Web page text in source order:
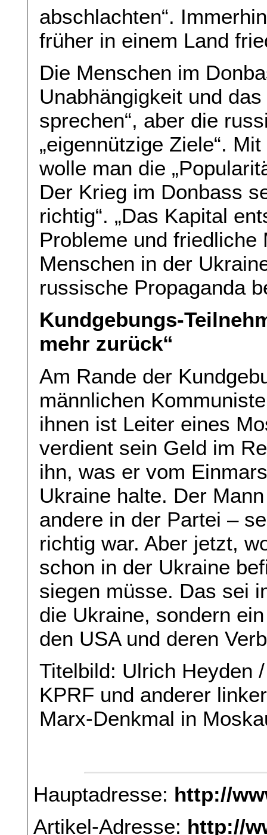
abschlachten“.
früher in einem Land
Die Menschen im
Unabhängigkeit und
sprechen“, aber die
„eigennützige Ziele“.
wolle man die
Der Krieg im Donbass
richtig“. „Das Kapital
Probleme und friedliche
Menschen in der
russische Propaganda
Kundgebungs-
mehr zurück“
Am Rande der
männlichen
ihnen ist Leiter eines
verdient sein Geld im
ihn, was er vom
Ukraine halte. Der
andere in der Partei –
richtig war. Aber jetzt,
schon in der Ukraine
siegen müsse. Das sei
die Ukraine, sondern
den USA und deren
Titelbild: Ulrich Heyden
KPRF und anderer
Marx-Denkmal in
Hauptadresse: http://
Artikel-Adresse: http://